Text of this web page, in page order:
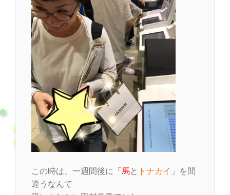
この時は、一週間後に「 馬と トナカイ 」を間
違うなんて